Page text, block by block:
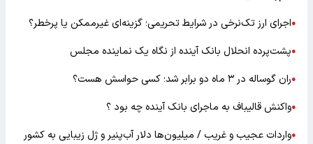
●اجرای ارز تک‌نرخی در شرایط تحریمی؛ گزینه‌ای غیرممکن یا پرخطر؟
●پشت‌پرده انحلال بانک آینده از نگاه یک نماینده مجلس
●ران گوساله در ۳ ماه دو برابر شد؛ کسی حواسش هست؟
●واکنش قالیباف به ماجرای بانک آینده چه بود ؟
●واردات عجیب و غریب / میلیون‌ها دلار آب‌پنیر و ژل زیبایی به کشور